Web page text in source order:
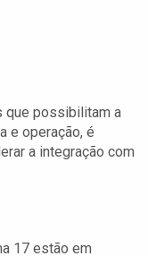
que possibilitam a
e operação, é
a integração com
17 estão em